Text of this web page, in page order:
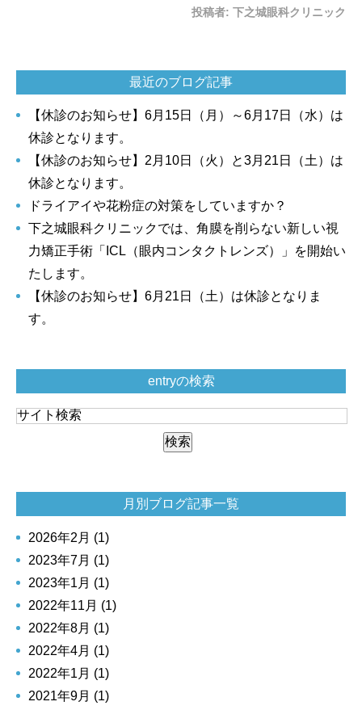
投稿者: 下之城眼科クリニック
最近のブログ記事
【休診のお知らせ】6月15日（月）～6月17日（水）は
休診となります。
【休診のお知らせ】2月10日（火）と3月21日（土）は
休診となります。
ドライアイや花粉症の対策をしていますか？
下之城眼科クリニックでは、角膜を削らない新しい視
力矯正手術「ICL（眼内コンタクトレンズ）」を開始い
たします。
【休診のお知らせ】6月21日（土）は休診となりま
す。
entryの検索
月別ブログ記事一覧
2026年2月 (1)
2023年7月 (1)
2023年1月 (1)
2022年11月 (1)
2022年8月 (1)
2022年4月 (1)
2022年1月 (1)
2021年9月 (1)